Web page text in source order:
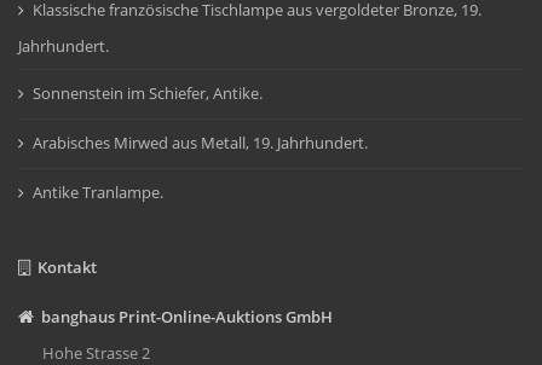
Klassische französische Tischlampe aus vergoldeter Bronze, 19.
Jahrhundert.
Sonnenstein im Schiefer, Antike.
Arabisches Mirwed aus Metall, 19. Jahrhundert.
Antike Tranlampe.
Kontakt
banghaus Print-Online-Auktions GmbH
Hohe Strasse 2